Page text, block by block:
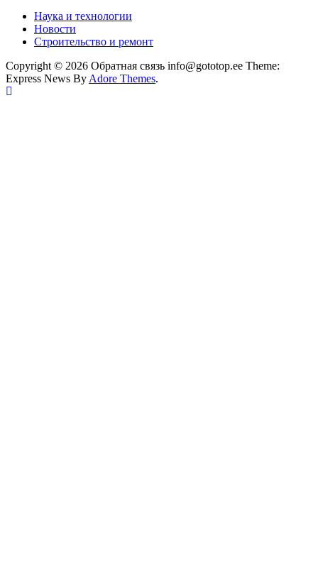
Наука и технологии
Новости
Строительство и ремонт
Copyright © 2026 Обратная связь info@gototop.ee Theme:
Express News By Adore Themes.